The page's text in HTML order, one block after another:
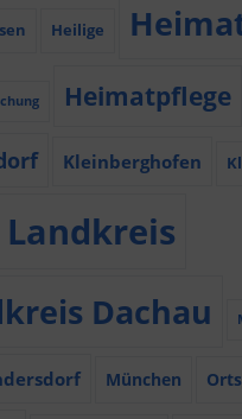
Heilige
Heimatpflege
Kleinberghofen
Landkreis
Dachau
München